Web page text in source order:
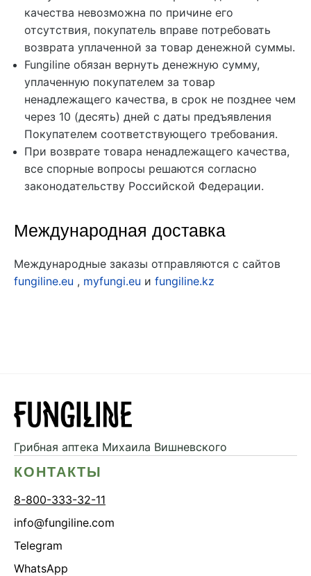
качества невозможна по причине его
отсутствия, покупатель вправе потребовать
возврата уплаченной за товар денежной суммы.
Fungiline обязан вернуть денежную сумму,
уплаченную покупателем за товар
ненадлежащего качества, в срок не позднее чем
через 10 (десять) дней с даты предъявления
Покупателем соответствующего требования.
При возврате товара ненадлежащего качества,
все спорные вопросы решаются согласно
законодательству Российской Федерации.
Международная доставка
Международные заказы отправляются с сайтов
fungiline.eu , myfungi.eu и fungiline.kz
Грибная аптека Михаила Вишневского
КОНТАКТЫ
8-800-333-32-11
info@fungiline.com
Telegram
WhatsApp